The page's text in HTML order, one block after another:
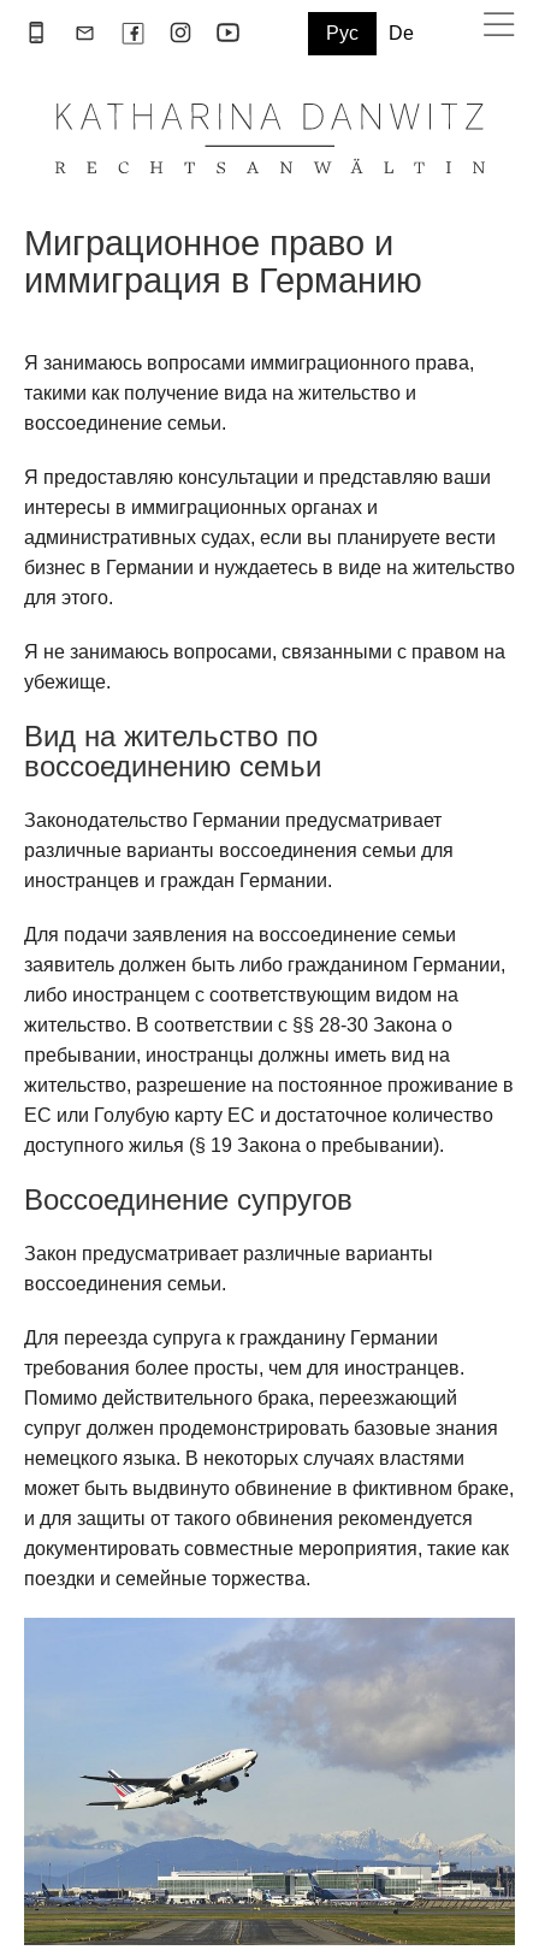
Рус De
Миграционное право и
иммиграция в Германию
Я занимаюсь вопросами иммиграционного права,
такими как получение вида на жительство и
воссоединение семьи.
Я предоставляю консультации и представляю ваши
интересы в иммиграционных органах и
административных судах, если вы планируете вести
бизнес в Германии и нуждаетесь в виде на жительство
для этого.
Я не занимаюсь вопросами, связанными с правом на
убежище.
Вид на жительство по
воссоединению семьи
Законодательство Германии предусматривает
различные варианты воссоединения семьи для
иностранцев и граждан Германии.
Для подачи заявления на воссоединение семьи
заявитель должен быть либо гражданином Германии,
либо иностранцем с соответствующим видом на
жительство. В соответствии с §§ 28-30 Закона о
пребывании, иностранцы должны иметь вид на
жительство, разрешение на постоянное проживание в
ЕС или Голубую карту ЕС и достаточное количество
доступного жилья (§ 19 Закона о пребывании).
Воссоединение супругов
Закон предусматривает различные варианты
воссоединения семьи.
Для переезда супруга к гражданину Германии
требования более просты, чем для иностранцев.
Помимо действительного брака, переезжающий
супруг должен продемонстрировать базовые знания
немецкого языка. В некоторых случаях властями
может быть выдвинуто обвинение в фиктивном браке,
и для защиты от такого обвинения рекомендуется
документировать совместные мероприятия, такие как
поездки и семейные торжества.